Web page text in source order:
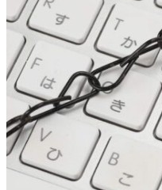
機
械
翻
訳